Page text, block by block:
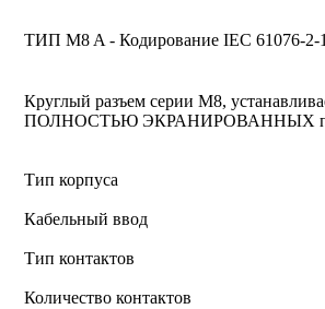
ТИП M8 A - Кодирование IEC 61076-2-
Круглый разъем серии M8,
ПОЛНОСТЬЮ ЭКРАНИРОВАННЫХ
Тип корпуса
Кабельный ввод
Тип контактов
Количество контактов